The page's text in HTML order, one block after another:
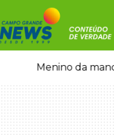
Menino da